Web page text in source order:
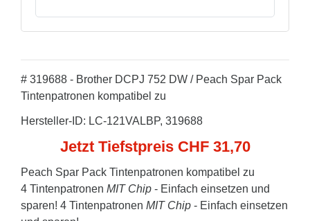
# 319688 - Brother DCPJ 752 DW / Peach Spar Pack
Tintenpatronen kompatibel zu
Hersteller-ID: LC-121VALBP, 319688
Jetzt Tiefstpreis CHF 31,70
Peach Spar Pack Tintenpatronen kompatibel zu
4 Tintenpatronen MIT Chip - Einfach einsetzen und
sparen! 4 Tintenpatronen MIT Chip - Einfach einsetzen